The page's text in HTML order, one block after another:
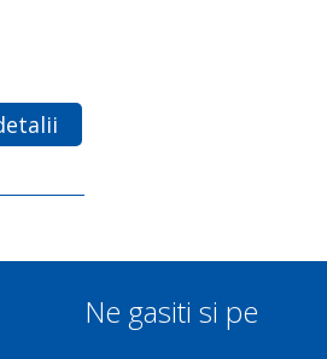
Ne gasiti si pe